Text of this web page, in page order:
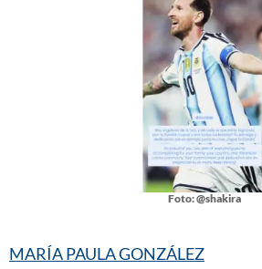
Foto: @shakira
MARÍA PAULA GONZÁLEZ